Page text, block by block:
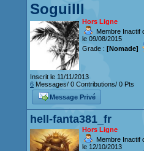
Soguilll
Hors Ligne
Membre Inactif
le 09/08/2015
Grade : [Nomade]
Inscrit le 11/11/2013
6 Messages/ 0 Contributions/ 0 Pts
Message Privé
hell-fanta381_fr
Hors Ligne
Membre Inactif
le 12/10/2013